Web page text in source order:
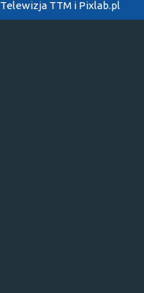
Telewizja TTM i Pixlab.pl